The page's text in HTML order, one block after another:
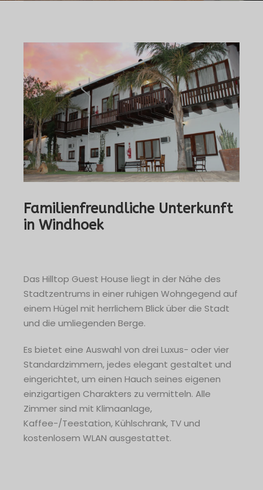
Familienfreundliche Unterkunft
in Windhoek
Das Hilltop Guest House liegt in der Nähe des
Stadtzentrums in einer ruhigen Wohngegend auf
einem Hügel mit herrlichem Blick über die Stadt
und die umliegenden Berge.
Es bietet eine Auswahl von drei Luxus- oder vier
Standardzimmern, jedes elegant gestaltet und
eingerichtet, um einen Hauch seines eigenen
einzigartigen Charakters zu vermitteln. Alle
Zimmer sind mit Klimaanlage,
Kaffee-/Teestation, Kühlschrank, TV und
kostenlosem WLAN ausgestattet.